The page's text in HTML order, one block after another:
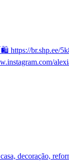
https://br.shp.ee/
decoração,